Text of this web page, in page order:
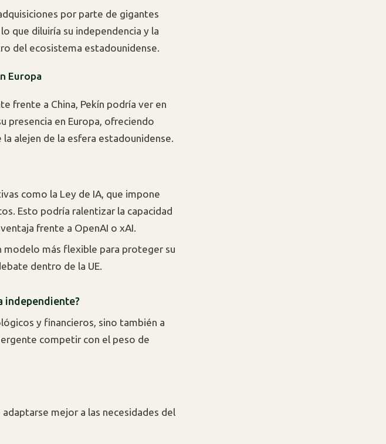
por parte de gigantes
que diluiría su independencia y la
del ecosistema estadounidense.
Europa
frente a China, Pekín podría ver en
presencia en Europa, ofreciendo
alejen de la esfera estadounidense.
como la Ley de IA, que impone
Esto podría ralentizar la capacidad
frente a OpenAI o xAI.
modelo más flexible para proteger su
dentro de la UE.
independiente?
y financieros, sino también a
competir con el peso de
mejor a las necesidades del